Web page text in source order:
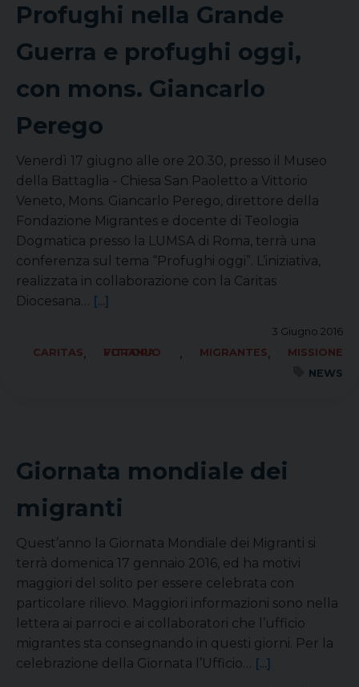
Profughi nella Grande
Guerra e profughi oggi,
con mons. Giancarlo
Perego
Venerdì 17 giugno alle ore 20.30, presso il Museo
della Battaglia - Chiesa San Paoletto a Vittorio
Veneto, Mons. Giancarlo Perego, direttore della
Fondazione Migrantes e docente di Teologia
Dogmatica presso la LUMSA di Roma, terrà una
conferenza sul tema “Profughi oggi”. L’iniziativa,
realizzata in collaborazione con la Caritas
Diocesana… [...]
3 Giugno 2016
CARITAS, FORANIA VITTORIO , MIGRANTES,
MISSIONE
NEWS
Giornata mondiale dei
migranti
Quest’anno la Giornata Mondiale dei Migranti si
terrà domenica 17 gennaio 2016, ed ha motivi
maggiori del solito per essere celebrata con
particolare rilievo. Maggiori informazioni sono nella
lettera ai parroci e ai collaboratori che l’ufficio
migrantes sta consegnando in questi giorni. Per la
celebrazione della Giornata l’Ufficio… [...]